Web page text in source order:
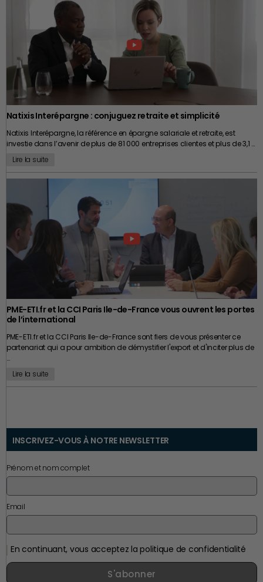
Natixis Interépargne : conjuguez retraite et simplicité
Natixis Interépargne, la référence en épargne salariale et retraite, est
investie dans l’avenir de plus de 81 000 entreprises clientes et plus de 3,1 …
Lire la suite
PME-ETI.fr et la CCI Paris Ile-de-France vous ouvrent les portes
de l’international
PME-ETI.fr et la CCI Paris Ile-de-France sont fiers de vous présenter ce
partenariat qui a pour ambition de démystifier l'export et d'inciter plus de
…
Lire la suite
INSCRIVEZ-VOUS À NOTRE NEWSLETTER
Prénom et nom complet
Email
En continuant, vous acceptez la politique de confidentialité
S'abonner